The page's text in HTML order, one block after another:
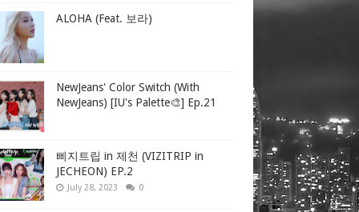
ALOHA (Feat. 보라)
NewJeans' Color Switch (With
NewJeans) [IU's Palette🎨] Ep.21
삐지트립 in 제천 (VIZITRIP in
JECHEON) EP.2
July 28, 2023 0